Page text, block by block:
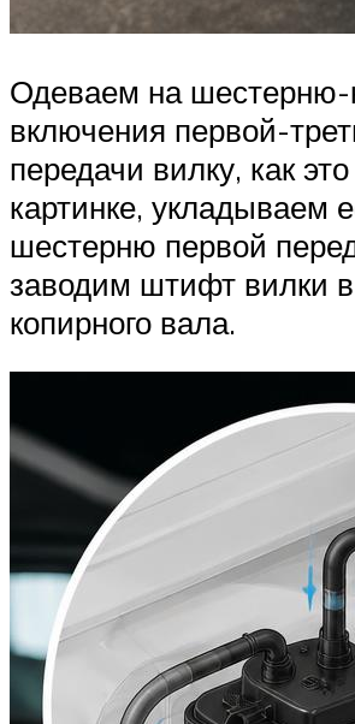
Одеваем на шестерню-
включения первой-
передачи вилку, как
картинке, укладываем
шестерню первой
заводим штифт вилки
копирного вала.